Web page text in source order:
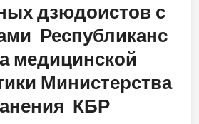
дзюдоистов с
Республиканс
медицинской
Министерства
КБР